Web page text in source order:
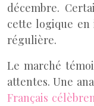
décembre.
cette logique en
régulière.
Le marché
attentes. Une
Français